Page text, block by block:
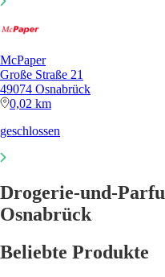
McPaper
Große Straße 21
49074 Osnabrück
0,02 km
geschlossen
Drogerie-und-
Osnabrück
Beliebte Produkte